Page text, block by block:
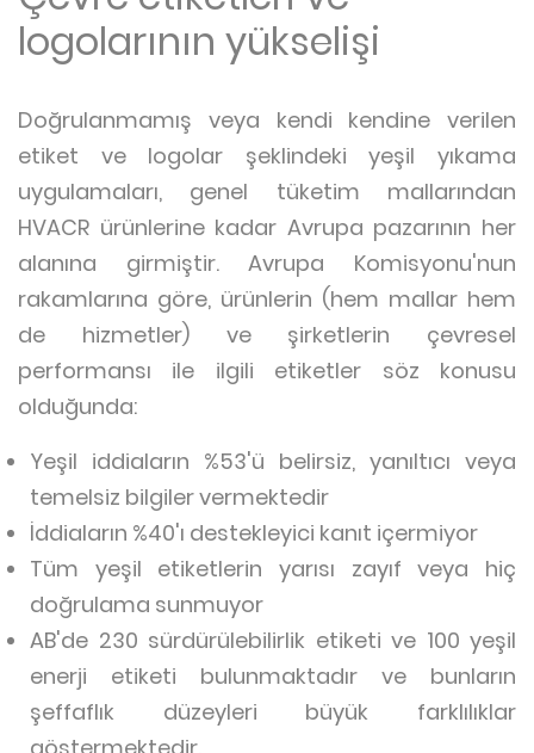
logolarının yükselişi
Doğrulanmamış veya kendi kendine verilen
etiket ve logolar şeklindeki yeşil yıkama
uygulamaları, genel tüketim mallarından
HVACR ürünlerine kadar Avrupa pazarının her
alanına girmiştir. Avrupa Komisyonu'nun
rakamlarına göre, ürünlerin (hem mallar hem
de hizmetler) ve şirketlerin çevresel
performansı ile ilgili etiketler söz konusu
olduğunda:
Yeşil iddiaların %53'ü belirsiz, yanıltıcı veya
temelsiz bilgiler vermektedir
İddiaların %40'ı destekleyici kanıt içermiyor
Tüm yeşil etiketlerin yarısı zayıf veya hiç
doğrulama sunmuyor
AB'de 230 sürdürülebilirlik etiketi ve 100 yeşil
enerji etiketi bulunmaktadır ve bunların
şeffaflık düzeyleri büyük farklılıklar